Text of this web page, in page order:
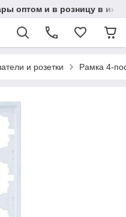
оптом и в розницу в
и розетки Рамка 4-